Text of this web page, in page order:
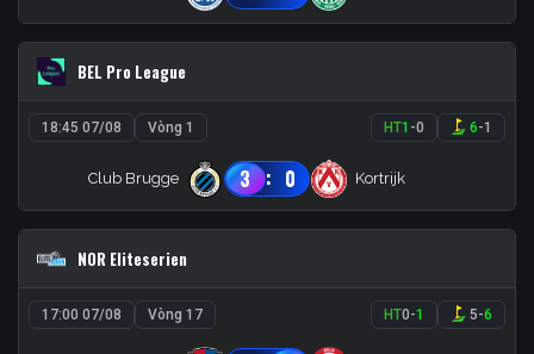
BEL Pro League
18:45 07/08 Vòng 1 HT1 -0 6-1
Club Brugge 3 : 0 Kortrijk
NOR Eliteserien
17:00 07/08 Vòng 17 HT0-1 5-6